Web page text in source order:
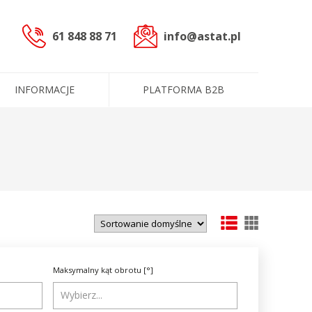
61 848 88 71 info@astat.pl
Produkty
Dane administracyjne
INFORMACJE
Certyfikaty i polityki
PLATFORMA B2B
Maksymalny kąt obrotu [°]